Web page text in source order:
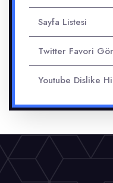
Sayfa Listesi
Twitter Favori
Youtube Dislike